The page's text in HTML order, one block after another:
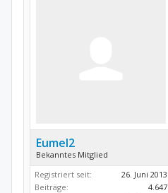
Eumel2
Bekanntes Mitglied
Registriert seit:
26. Juni 2013
Beiträge:
4.647